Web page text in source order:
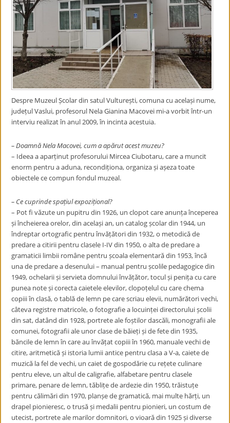
Despre Muzeul Școlar din satul Vulturești, comuna cu același nume,
județul Vaslui, profesorul Nela Gianina Macovei mi-a vorbit într-un
interviu realizat în anul 2009, în incinta acestuia.
– Doamnă Nela Macovei, cum a apărut acest muzeu?
– Ideea a aparținut profesorului Mircea Ciubotaru, care a muncit
enorm pentru a aduna, recondiționa, organiza și așeza toate
obiectele ce compun fondul muzeal.
– Ce cuprinde spațiul expozițional?
– Pot fi văzute un pupitru din 1926, un clopot care anunța începerea
și încheierea orelor, din același an, un catalog școlar din 1944, un
îndreptar ortografic pentru învățători din 1932, o metodică de
predare a citirii pentru clasele I-IV din 1950, o alta de predare a
gramaticii limbii române pentru școala elementară din 1953, încă
una de predare a desenului – manual pentru școlile pedagogice din
1949, ochelarii și servieta domnului învățător, tocul și penița cu care
punea note și corecta caietele elevilor, clopoțelul cu care chema
copiii în clasă, o tablă de lemn pe care scriau elevii, numărători vechi,
câteva registre matricole, o fotografie a locuinței directorului școlii
din sat, datând din 1928, portrete ale foștilor dascăli, monografii ale
comunei, fotografii ale unor clase de băieți și de fete din 1935,
băncile de lemn în care au învățat copiii în 1960, manuale vechi de
citire, aritmetică și istoria lumii antice pentru clasa a V-a, caiete de
muzică la fel de vechi, un caiet de gospodărie cu rețete culinare
pentru eleve, un altul de caligrafie, alfabetare pentru clasele
primare, penare de lemn, tăblițe de ardezie din 1950, trăistuțe
pentru călimări din 1970, planșe de gramatică, mai multe hărți, un
drapel pionieresc, o trusă și medalii pentru pionieri, un costum de
utecist, portrete ale marilor domnitori, o vioară din 1925 și diverse